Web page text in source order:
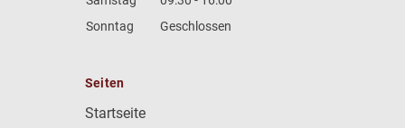
Sonntag
Geschlossen
Seiten
Startseite